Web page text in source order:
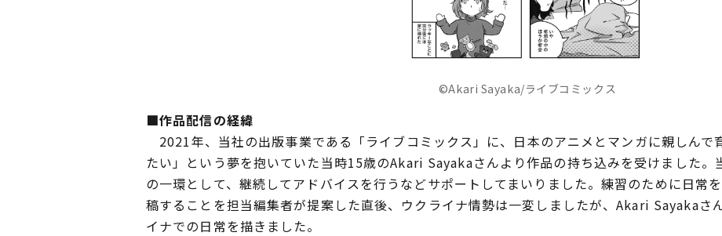
©Akari Sayaka/ライブコミックス
■作品配信の経緯
2021年、当社の出版事業である「ライブコミックス」に、日本のアニメとマンガに親しんで
たい」という夢を抱いていた当時15歳のAkari Sayakaさんより作品の持ち込みを受けました。
の一環として、継続してアドバイスを行うなどサポートしてまいりました。練習のために日常
稿することを担当編集者が提案した直後、ウクライナ情勢は一変しましたが、Akari Sayakaさ
イナでの日常を描きました。